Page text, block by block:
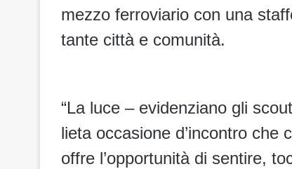
mezzo ferroviario con una
tante città e comunità.
“La luce – evidenziano gli
lieta occasione d’incontro che
offre l’opportunità di sentire,